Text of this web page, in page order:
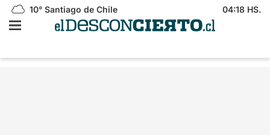
10° Santiago de Chile 04:18 HS.